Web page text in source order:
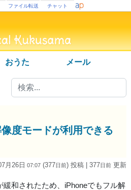
ファイル転送 チャット
おうた メール
度モードが利用できる
月26日 07:07 (377日前) 投稿 | 377日前 更新
緩和されたため、iPhoneでもフル解